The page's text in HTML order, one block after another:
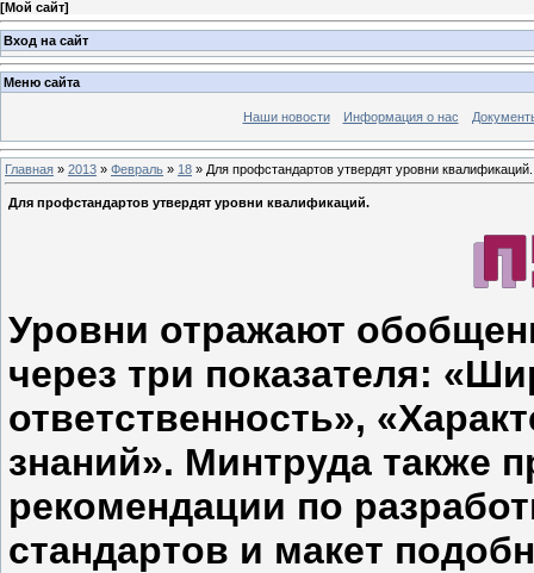
[Мой сайт]
Вход на сайт
Меню сайта
Наши новости Информация о нас
Главная » 2013 » Февраль » 18 » Для профстандартов утвердят уровни квалификаций.
Для профстандартов утвердят уровни квалификаций.
Уровни отражают
через три показателя:
ответственность»,
знаний». Минтруда также
рекомендации по
стандартов и макет